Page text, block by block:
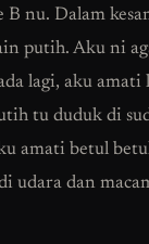
B nu. Dalam
putih. Aku ni
lagi, aku amati
tu duduk di
amati betul
udara dan